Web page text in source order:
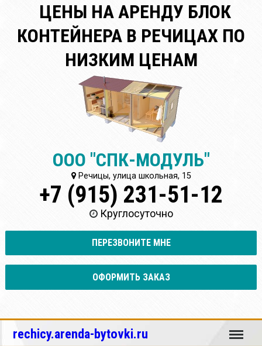
ЦЕНЫ НА АРЕНДУ БЛОК
КОНТЕЙНЕРА В РЕЧИЦАХ ПО
НИЗКИМ ЦЕНАМ
ООО "СПК-МОДУЛЬ"
Речицы, улица школьная, 15
+7 (915) 231-51-12
Круглосуточно
ПЕРЕЗВОНИТЕ МНЕ
ОФОРМИТЬ ЗАКАЗ
rechicy.arenda-bytovki.ru Меню